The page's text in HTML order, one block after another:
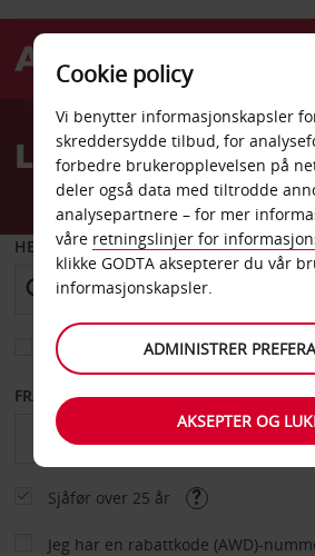
Welcome
AvisLeiebil Little
HENT FRA
Velg et annet leveringssted
FRA DATO TIL
Sjåfør over 25 år
Jeg har en rabattkode (AWD)-
Cookie policy
Vi benytter informasjonskapsler
skreddersydde tilbud, for
forbedre brukeropplevelsen på
deler også data med tiltrodde
analysepartnere – for mer
våre retningslinjer for
klikke GODTA aksepterer du vår
informasjonskapsler.
ADMINISTRER
AKSEPTER OG